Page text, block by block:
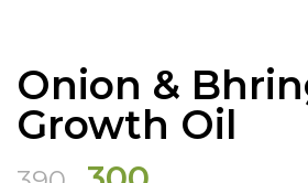
Onion &
Growth Oil
Original